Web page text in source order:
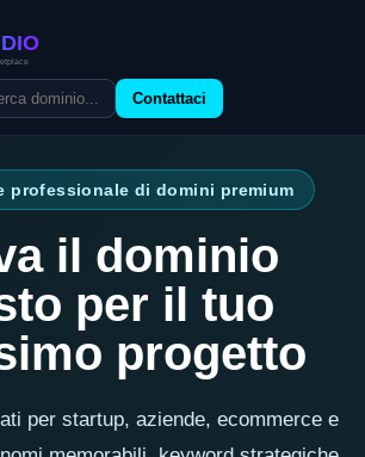
Contattaci
professionale di domini premium
il dominio
per il tuo
progetto
per startup, aziende, ecommerce e